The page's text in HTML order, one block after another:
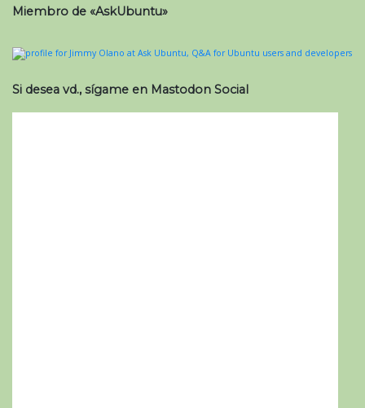
Miembro de «AskUbuntu»
Si desea vd., sígame en Mastodon Social